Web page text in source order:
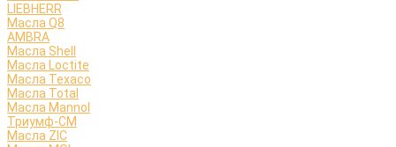
LIEBHERR
Масла Q8
AMBRA
Масла Shell
Масла Loctite
Масла Texaco
Масла Total
Масла Mannol
Триумф-СМ
Масла ZIC